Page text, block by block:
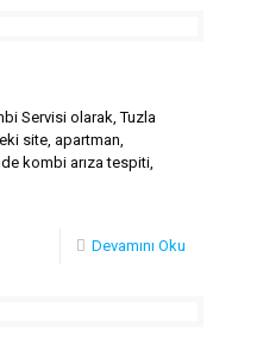
Servisi olarak, Tuzla
site, apartman,
kombi arıza tespiti,
Devamını Oku